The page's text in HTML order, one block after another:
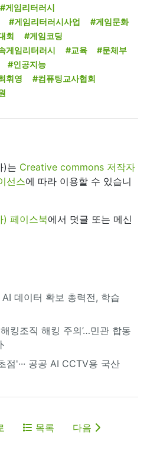
#게임리터러시
#게임리터러시사업
#게임문화
회
#게임코딩
게임리터러시 #교육
#문체부
#인공지능
휘영
#컴퓨팅교사협회
)는 Creative commons 저작자
선스에 따라 이용할 수 있습니
) 페이스북에서 덧글 또는 메신
데이터 확보 총력전, 학습
킹조직 해킹 주의’…민관 합동
'··· 공공 AI CCTV용 국산
목록 다음